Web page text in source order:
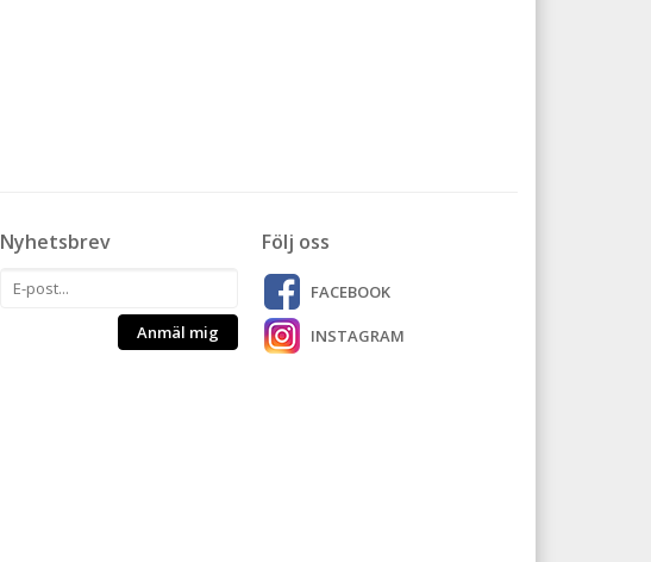
Följ oss
FACEBOOK
INSTAGRAM
Nyhetsbrev
Anmäl mig